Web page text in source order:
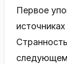
Первое